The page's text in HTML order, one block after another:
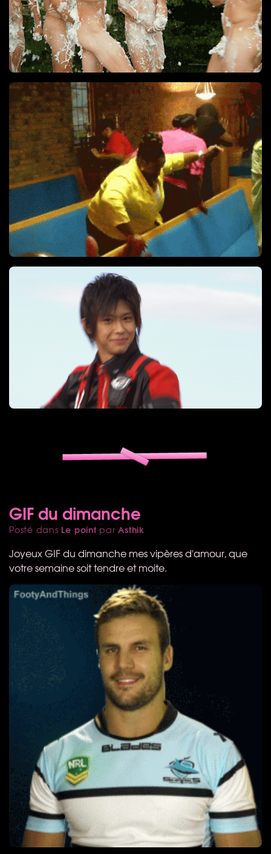
GIF du dimanche
Posté dans Le point parAsthik
JoyeuxGIFdu dimanche mes vipères d'amour, que
votre semaine soit tendre et moite.